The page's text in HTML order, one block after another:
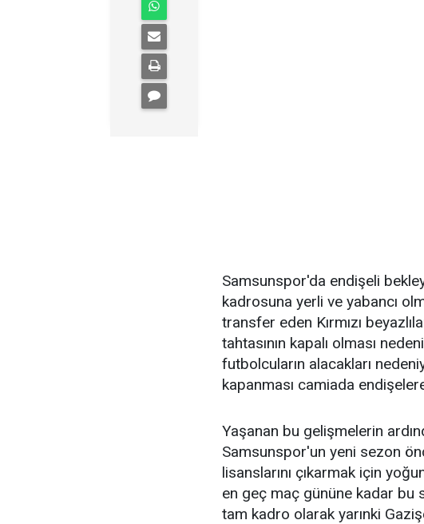
Samsunspor'da endişeli
kadrosuna yerli ve yabancı
transfer eden Kırmızı
tahtasının kapalı olması
futbolcuların alacakları
kapanması camiada
Yaşanan bu gelişmelerin
Samsunspor'un yeni sezon
lisanslarını çıkarmak için
en geç maç gününe kadar bu
tam kadro olarak yarınki